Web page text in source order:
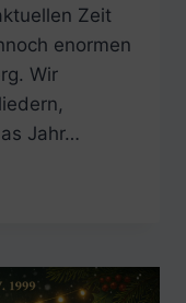
Zeit
enormen
Wir
Jahr…